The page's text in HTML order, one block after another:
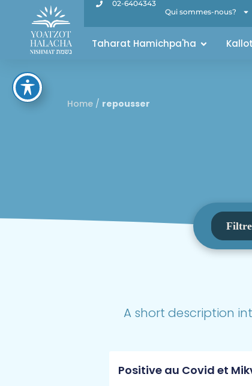
02-6404343
Qui sommes-nous?
Taharat Hamichpa'ha
Home / repousser
A short description
Positive au Covid et